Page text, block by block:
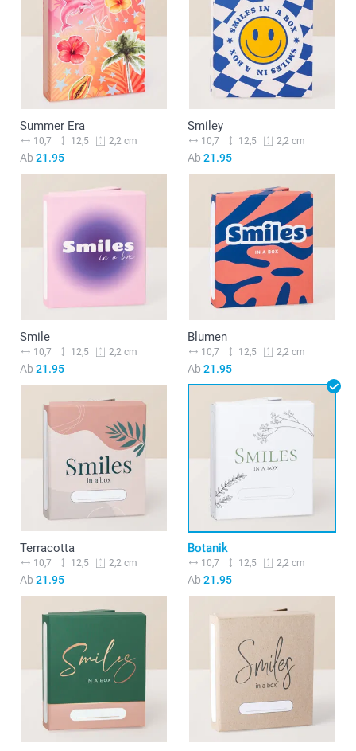
Summer Era
10,7 12,5 2,2 cm
Ab 21.95
Smiley
10,7 12,5 2,2 cm
Ab 21.95
Smile
10,7 12,5 2,2 cm
Ab 21.95
Blumen
10,7 12,5 2,2 cm
Ab 21.95
Terracotta
10,7 12,5 2,2 cm
Ab 21.95
Botanik
10,7 12,5 2,2 cm
Ab 21.95